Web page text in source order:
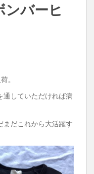
バーヒ
。
通していただければ病
まだこれから大活躍す